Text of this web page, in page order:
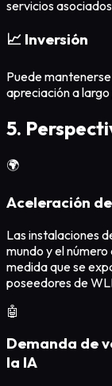
servicios
📈 Inversión
Puede
apreciación a
5.
🌍
Aceleración
Las instalaciones
mundo y el
medida que se
poseedores de
🤖
Demanda de
la IA